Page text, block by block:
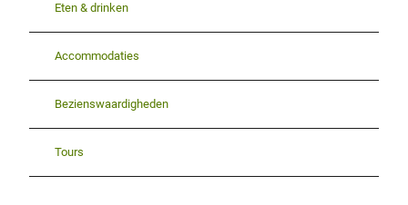
Eten & drinken
Accommodaties
Bezienswaardigheden
Tours